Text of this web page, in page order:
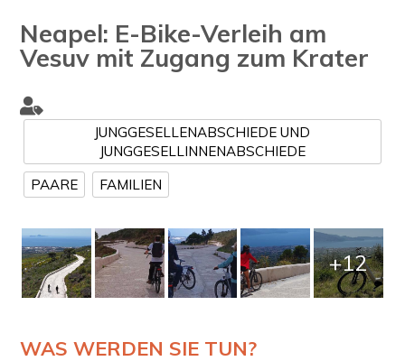
Neapel: E-Bike-Verleih am
Vesuv mit Zugang zum Krater
JUNGGESELLENABSCHIEDE UND
JUNGGESELLINNENABSCHIEDE
PAARE
FAMILIEN
+12
WAS WERDEN SIE TUN?